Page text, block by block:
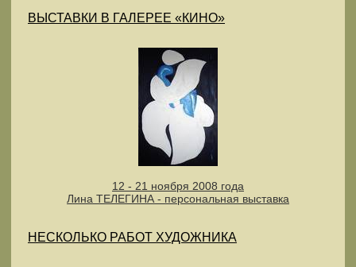
ВЫСТАВКИ В ГАЛЕРЕЕ «КИНО»
12 - 21 ноября 2008 года
Лина ТЕЛЕГИНА - персональная выставка
НЕСКОЛЬКО РАБОТ ХУДОЖНИКА